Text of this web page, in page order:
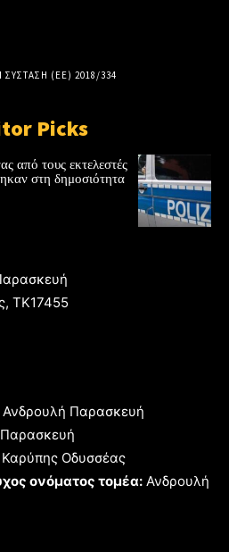
(ΕΕ) 2018/334
Picks
από τους εκτελεστές
στη δημοσιότητα
TK17455
Ανδρουλή Παρασκευή
Καρύπης Οδυσσέας
ονόματος τομέα: Ανδρουλή